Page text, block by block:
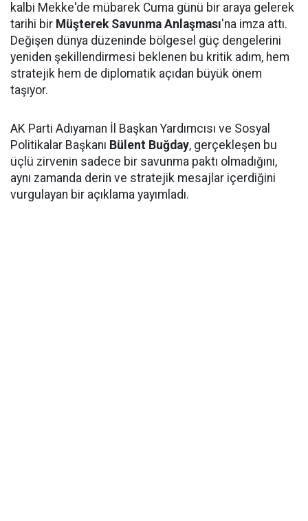
kalbi Mekke'de mübarek Cuma günü bir araya gelerek
tarihi bir Müşterek Savunma Anlaşması'na imza attı.
Değişen dünya düzeninde bölgesel güç dengelerini
yeniden şekillendirmesi beklenen bu kritik adım, hem
stratejik hem de diplomatik açıdan büyük önem
taşıyor.
AK Parti Adıyaman İl Başkan Yardımcısı ve Sosyal
Politikalar Başkanı Bülent Buğday, gerçekleşen bu
üçlü zirvenin sadece bir savunma paktı olmadığını,
aynı zamanda derin ve stratejik mesajlar içerdiğini
vurgulayan bir açıklama yayımladı.